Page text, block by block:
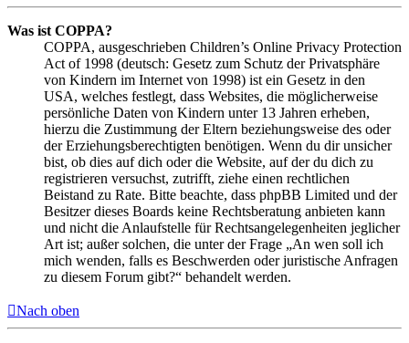
Was ist COPPA?
COPPA, ausgeschrieben Children’s Online Privacy Protection
Act of 1998 (deutsch: Gesetz zum Schutz der Privatsphäre
von Kindern im Internet von 1998) ist ein Gesetz in den
USA, welches festlegt, dass Websites, die möglicherweise
persönliche Daten von Kindern unter 13 Jahren erheben,
hierzu die Zustimmung der Eltern beziehungsweise des oder
der Erziehungsberechtigten benötigen. Wenn du dir unsicher
bist, ob dies auf dich oder die Website, auf der du dich zu
registrieren versuchst, zutrifft, ziehe einen rechtlichen
Beistand zu Rate. Bitte beachte, dass phpBB Limited und der
Besitzer dieses Boards keine Rechtsberatung anbieten kann
und nicht die Anlaufstelle für Rechtsangelegenheiten jeglicher
Art ist; außer solchen, die unter der Frage „An wen soll ich
mich wenden, falls es Beschwerden oder juristische Anfragen
zu diesem Forum gibt?“ behandelt werden.
Nach oben